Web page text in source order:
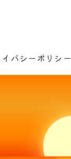
バシーポリシー